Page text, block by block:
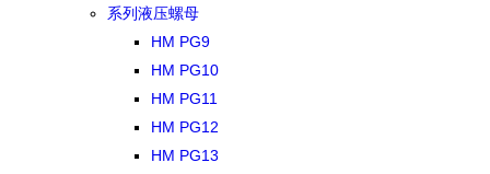
系列液压螺母
HM PG9
HM PG10
HM PG11
HM PG12
HM PG13